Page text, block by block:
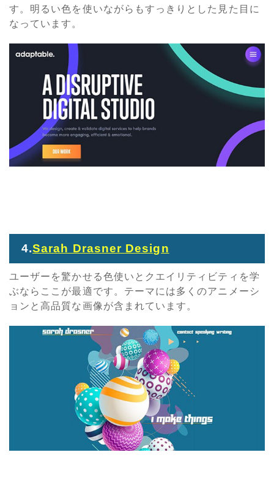
す。明るい色を使いながらもすっきりとした見た目に
なっています。
4.Sarah Drasner Design
ユーザーを驚かせる色使いとクエイリティビティを学
ぶならここが最適です。テーマには多くのアニメーシ
ョンと高品質な画像が含まれています。